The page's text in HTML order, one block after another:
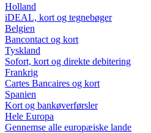
Holland
iDEAL, kort og tegnebøger
Belgien
Bancontact og kort
Tyskland
Sofort, kort og direkte debitering
Frankrig
Cartes Bancaires og kort
Spanien
Kort og bankøverførsler
Hele Europa
Gennemse alle europæiske lande